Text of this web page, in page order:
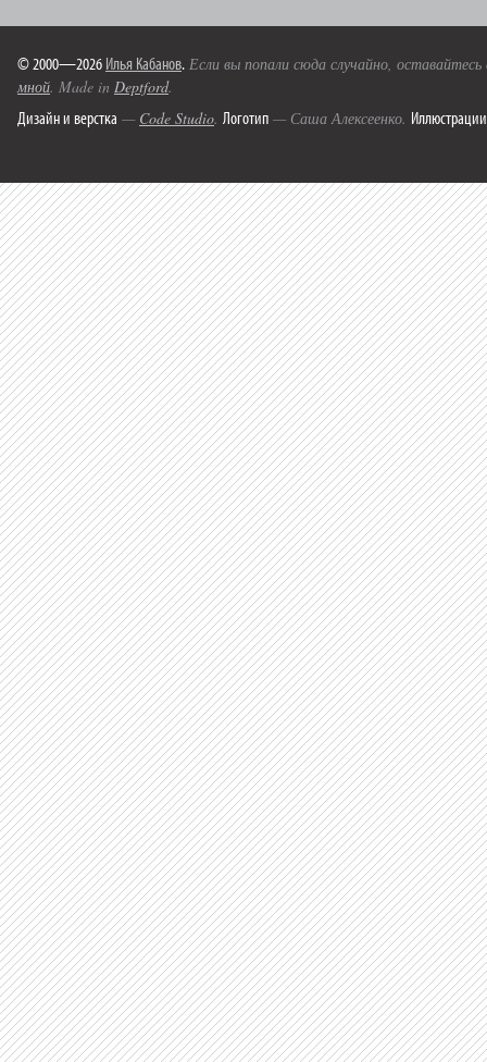
© 2000—2026 Илья Кабанов. Если вы попали сюда случайно,
мной. Made in Deptford.
Дизайн и верстка — Code Studio. Логотип — Саша Алексеенко. Иллюстрации